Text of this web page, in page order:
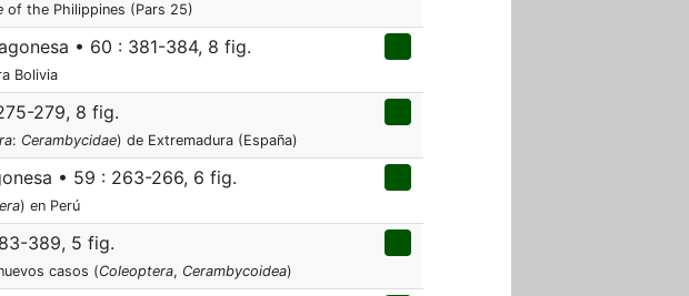
of the Philippines (Pars 25)
• 60 : 381-384, 8 fig.
Bolivia
279, 8 fig.
: Cerambycidae) de Extremadura (España)
• 59 : 263-266, 6 fig.
) en Perú
389, 5 fig.
casos (Coleoptera, Cerambycoidea)